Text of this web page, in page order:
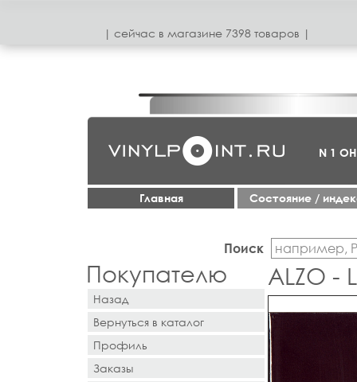
| сeйчас в магазинe 7398 товаров |
N 1
Главная Cостояние /
Поиск
Покупателю
Назад
Вернуться в каталог
Профиль
Заказы
ALZO -